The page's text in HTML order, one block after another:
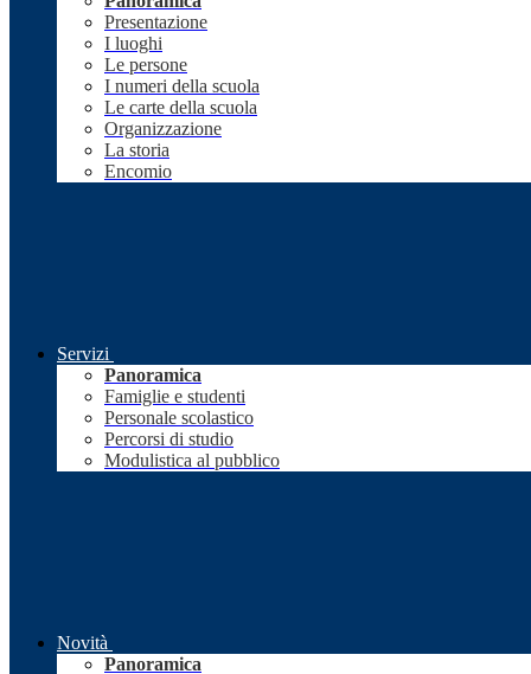
Presentazione
I luoghi
Le persone
I numeri della scuola
Le carte della scuola
Organizzazione
La storia
Encomio
Servizi
Panoramica
Famiglie e studenti
Personale scolastico
Percorsi di studio
Modulistica al pubblico
Novità
Panoramica